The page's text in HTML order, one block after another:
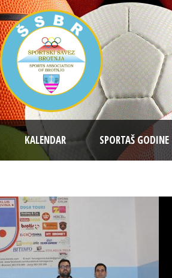
KALENDAR SPORTAŠ GODINE